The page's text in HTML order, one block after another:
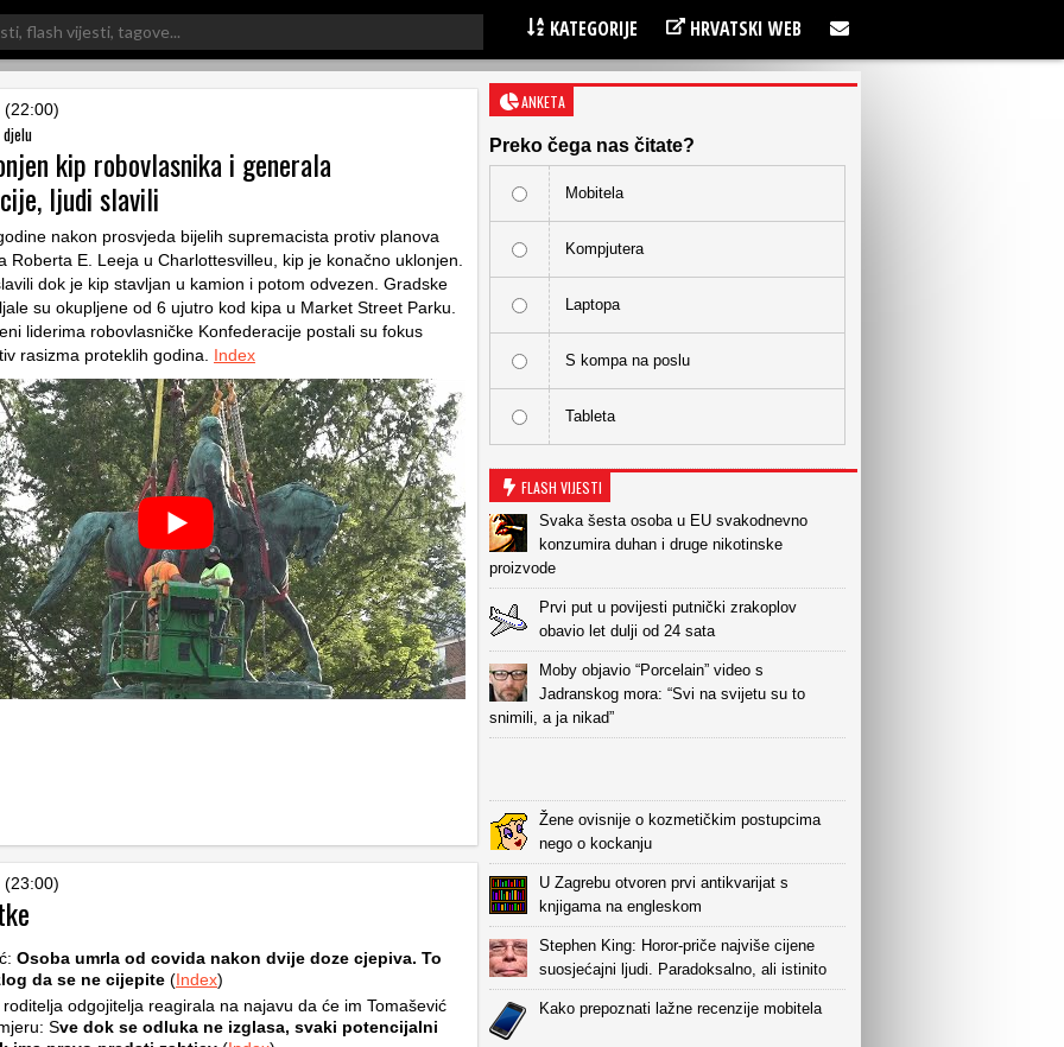
KATEGORIJE HRVATSKI WEB
(22:00)
kip robovlasnika i generala
ljudi slavili
nakon prosvjeda bijelih supremacista protiv planova
Roberta E. Leeja u Charlottesvilleu, kip je konačno uklonjen.
dok je kip stavljan u kamion i potom odvezen. Gradske
su okupljene od 6 ujutro kod kipa u Market Street Parku.
liderima robovlasničke Konfederacije postali su fokus
rasizma proteklih godina. Index
(23:00)
Osoba umrla od covida nakon dvije doze cjepiva. To
da se ne cijepite (Index)
odgojitelja reagirala na najavu da će im Tomašević
Sve dok se odluka ne izglasa, svaki potencijalni
ANKETA
Preko čega nas čitate?
Mobitela
Kompjutera
Laptopa
S kompa na poslu
Tableta
FLASH VIJESTI
Svaka šesta osoba u EU svakodnevno
konzumira duhan i druge nikotinske
proizvode
Prvi put u povijesti putnički zrakoplov
obavio let dulji od 24 sata
Moby objavio “Porcelain” video s
Jadranskog mora: “Svi na svijetu su to
snimili, a ja nikad”
Žene ovisnije o kozmetičkim postupcima
nego o kockanju
U Zagrebu otvoren prvi antikvarijat s
knjigama na engleskom
Stephen King: Horor-priče najviše cijene
suosjećajni ljudi. Paradoksalno, ali istinito
Kako prepoznati lažne recenzije mobitela